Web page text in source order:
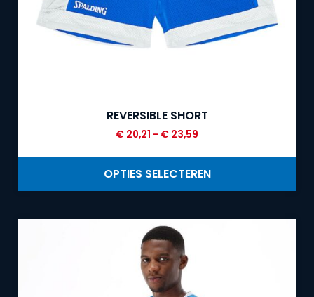
REVERSIBLE SHORT
€ 20,21 - € 23,59
OPTIES SELECTEREN